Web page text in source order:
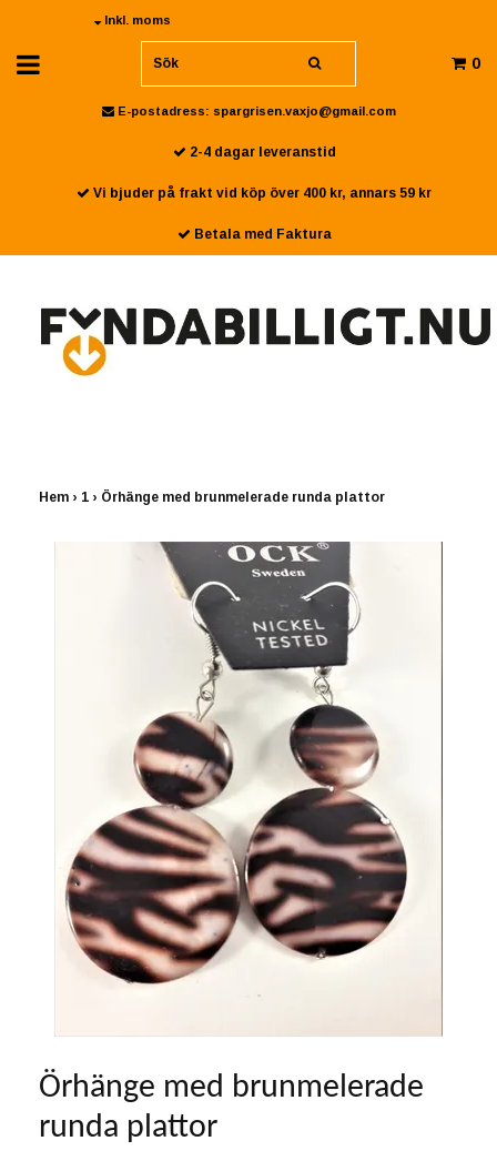
Inkl. moms
0
E-postadress: spargrisen.vaxjo@gmail.com
2-4 dagar leveranstid
Vi bjuder på frakt vid köp över 400 kr, annars 59 kr
Betala med Faktura
Hem › 1 › Örhänge med brunmelerade runda plattor
Örhänge med brunmelerade
runda plattor